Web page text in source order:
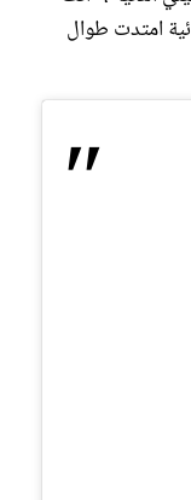
امتدت طوال